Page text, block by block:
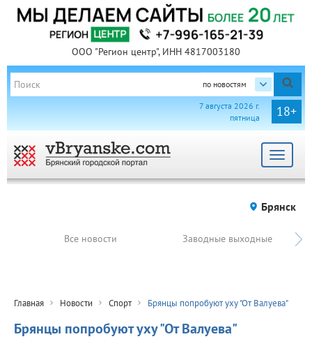
ООО "Регион центр", ИНН 4817003180
по новостям
18+
7 августа 2026 г.
пятница
Toggle
Брянск
Все новости Заводные выходные
Главная Новости Спорт Брянцы попробуют уху "От Валуева"
Брянцы попробуют уху "От Валуева"